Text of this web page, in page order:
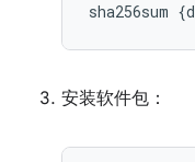
sha256sum {
安装软件包：